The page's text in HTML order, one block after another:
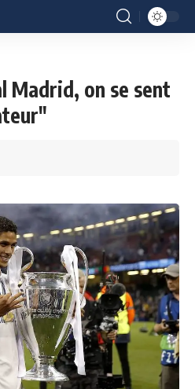
Madrid, on se sent